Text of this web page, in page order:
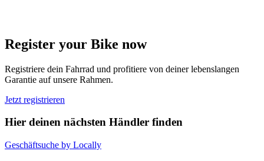
Register your Bike now
Registriere dein Fahrrad und profitiere von deiner lebenslangen
Garantie auf unsere Rahmen.
Jetzt registrieren
Hier deinen nächsten Händler finden
Geschäftsuche by Locally